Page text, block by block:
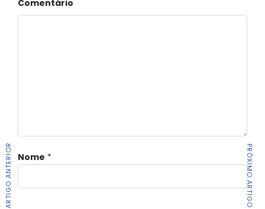
Comentário
Nome *
ARTIGO ANTERIOR PRÓXIMO ARTIGO